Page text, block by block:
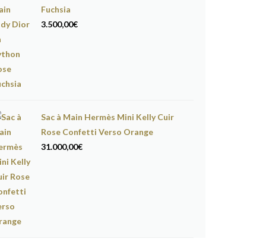
Fuchsia
3.500,00€
Sac à Main Hermès Mini Kelly Cuir
Rose Confetti Verso Orange
31.000,00€